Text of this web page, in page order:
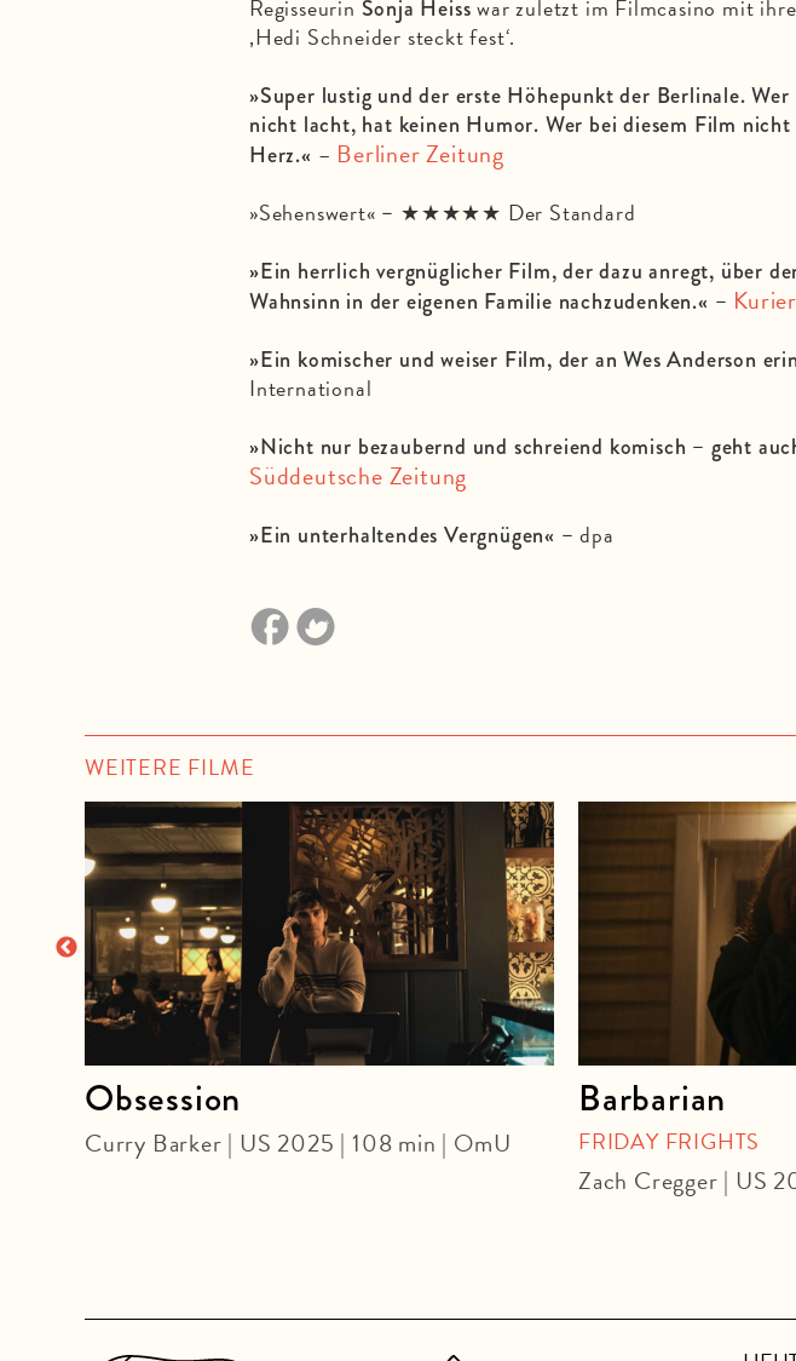
Regisseurin Sonja Heisswar zuletzt im Filmcasino mit
‚Hedi Schneider steckt fest‘.
»Super lustig und der erste Höhepunkt der Berlinale.
nicht lacht, hat keinen Humor. Wer bei diesem Film
Herz.« – Berliner Zeitung
»Sehenswert« – ★★★★★ Der Standard
»Ein herrlich vergnüglicher Film, der dazu anregt, über
Wahnsinn in der eigenen Familie nachzudenken.« – Kurier
»Ein komischer und weiser Film, der an Wes Anderson
International
»Nicht nur bezaubernd und schreiend komisch – geht
Süddeutsche Zeitung
»Ein unterhaltendes Vergnügen« – dpa
WEITERE FILME
Obsession
Curry Barker | US 2025 | 108 min | OmU
Barbarian
FRIDAY FRIGHTS
Zach Cregger | US